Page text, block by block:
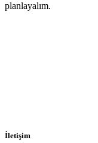
planlayalım.
İletişim